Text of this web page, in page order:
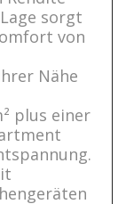
sorgt
von
Nähe
plus einer